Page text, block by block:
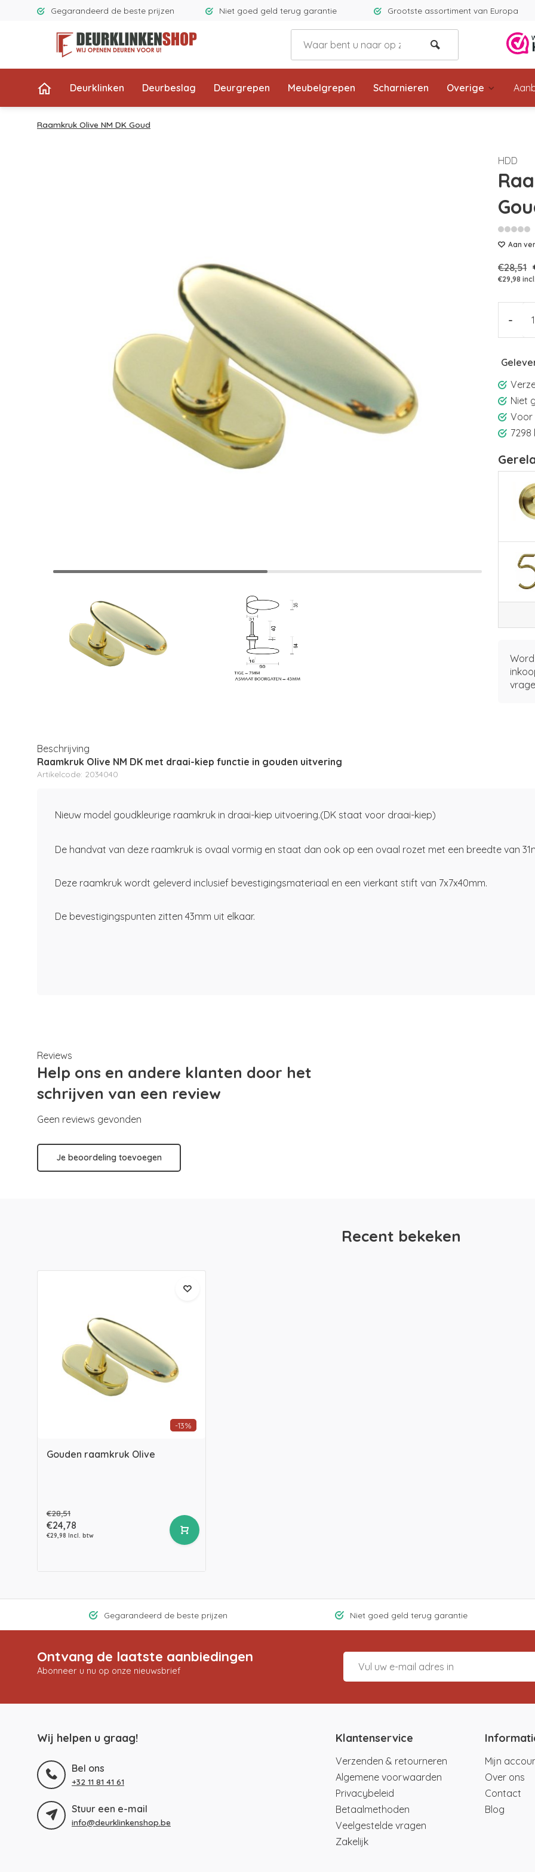
Gegarandeerd de beste prijzen Niet goed geld terug garantie Grootste assortiment van Europa
Deurklinken Deurbeslag Deurgrepen Meubelgrepen Scharnieren Overige
Raamkruk Olive NM DK Goud
HDD
Aan
€28,51
€29,98
-
Niet
Voor
7298
Beschrijving
Raamkruk Olive NM DK met draai-kiep functie in gouden uitvering
Artikelcode: 2034040
Nieuw model goudkleurige raamkruk in draai-kiep uitvoering.(DK staat voor draai-kiep)
De handvat van deze raamkruk is ovaal vormig en staat dan ook op een ovaal rozet met een breedte van
Deze raamkruk wordt geleverd inclusief bevestigingsmateriaal en een vierkant stift van 7x7x40mm.
De bevestigingspunten zitten 43mm uit elkaar.
Reviews
Help ons en andere klanten door het
schrijven van een review
Geen reviews gevonden
Je beoordeling toevoegen
Recent bekeken
-13%
Gouden raamkruk Olive
€28,51
€24,78
€29,98 Incl. btw
Gegarandeerd de beste prijzen Niet goed geld terug garantie
Ontvang de laatste aanbiedingen
Abonneer u nu op onze nieuwsbrief
Wij helpen u graag!
Bel ons
+32 11 81 41 61
Stuur een e-mail
info@deurklinkenshop.be
Klantenservice
Verzenden & retourneren
Algemene voorwaarden
Privacybeleid
Betaalmethoden
Veelgestelde vragen
Zakelijk
Mijn
Over ons
Contact
Blog